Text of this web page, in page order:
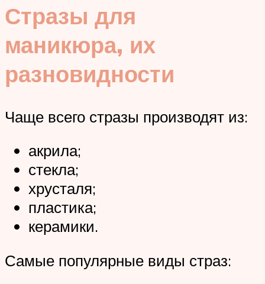
Стразы для
маникюра, их
разновидности
Чаще всего стразы производят из:
акрила;
стекла;
хрусталя;
пластика;
керамики.
Самые популярные виды страз: